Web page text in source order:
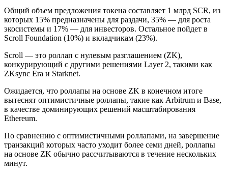
Общий объем предложения токена составляет 1 млрд SCR, из
которых 15% предназначены для раздачи, 35% — для роста
экосистемы и 17% — для инвесторов. Остальное пойдет в
Scroll Foundation (10%) и вкладчикам (23%).
Scroll — это роллап с нулевым разглашением (ZK),
конкурирующий с другими решениями Layer 2, такими как
ZKsync Era и Starknet.
Ожидается, что роллапы на основе ZK в конечном итоге
вытеснят оптимистичные роллапы, такие как Arbitrum и Base,
в качестве доминирующих решений масштабирования
Ethereum.
По сравнению с оптимистичными роллапами, на завершение
транзакций которых часто уходит более семи дней, роллапы
на основе ZK обычно рассчитываются в течение нескольких
минут.